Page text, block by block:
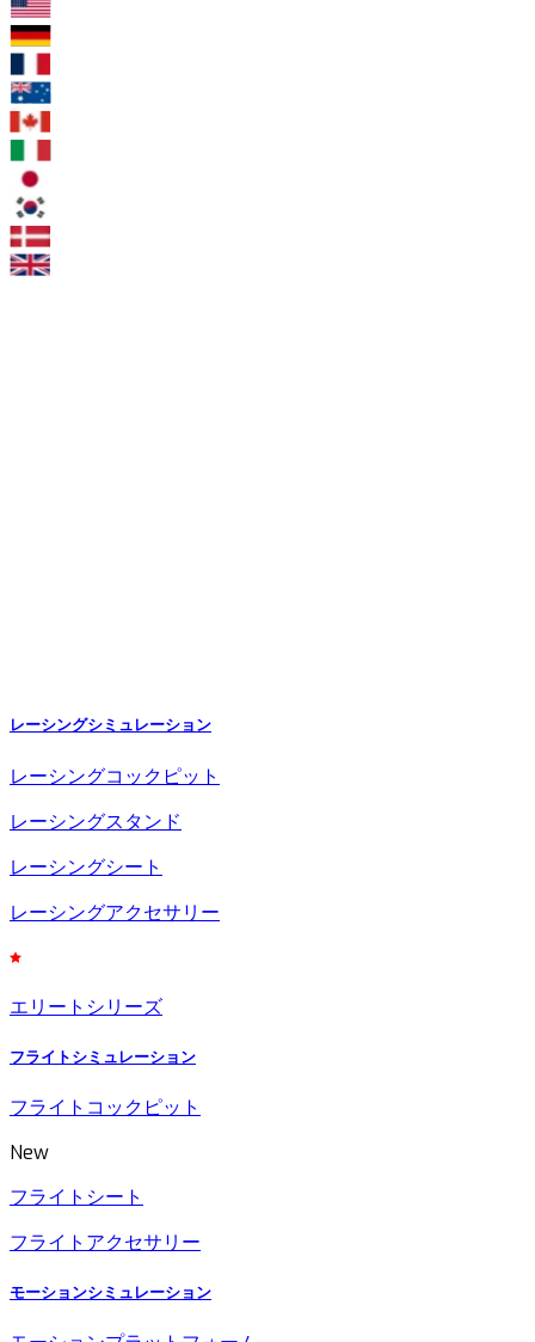
レーシングシミュレーション
レーシングコックピット
レーシングスタンド
レーシングシート
レーシングアクセサリー
エリートシリーズ
フライトシミュレーション
フライトコックピット
New
フライトシート
フライトアクセサリー
モーションシミュレーション